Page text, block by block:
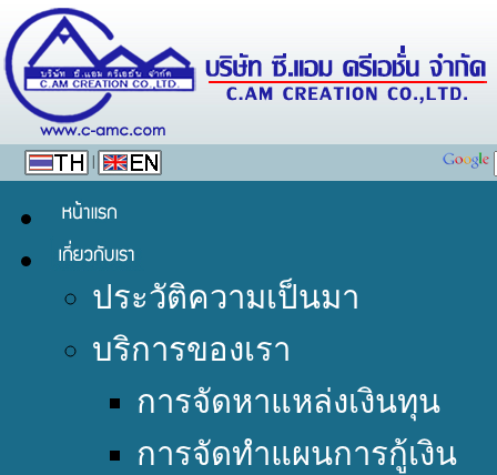
ประวัติความเป็นมา
บริการของเรา
การจัดหาแหล่งเงินทุน
การจัดทำแผนการกู้เงิน